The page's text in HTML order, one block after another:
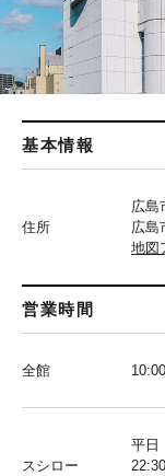
基本情報
住所
広島
広島
地図
営業時間
全館
スシロー
平日
22:30